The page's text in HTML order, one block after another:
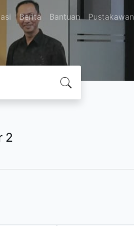
Berita Bantuan Pustakawan
2